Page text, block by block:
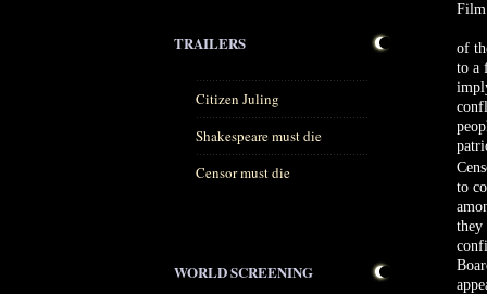
TRAILERS
Citizen Juling
Shakespeare must die
Censor must die
WORLD SCREENING
Film
of
to a
to
they